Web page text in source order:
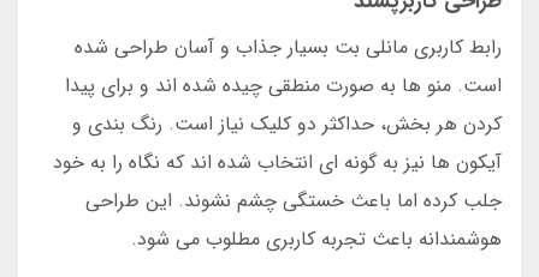
رابط کاربری مانلی بت بسیار جذاب و آسان طراحی شده
است. منو ها به صورت منطقی چیده شده اند و برای پیدا
کردن هر بخش، حداکثر دو کلیک نیاز است. رنگ بندی و
آیکون ها نیز به گونه ای انتخاب شده اند که نگاه را به خود
جلب کرده اما باعث خستگی چشم نشوند. این طراحی
هوشمندانه باعث تجربه کاربری مطلوب می شود.